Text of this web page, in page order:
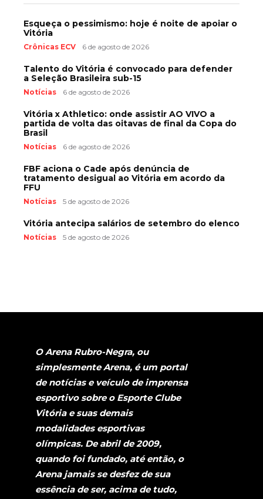
Esqueça o pessimismo: hoje é noite de apoiar o
Vitória
Crônicas ECV 6 de agosto de 2026
Talento do Vitória é convocado para defender
a Seleção Brasileira sub-15
Notícias 6 de agosto de 2026
Vitória x Athletico: onde assistir AO VIVO a
partida de volta das oitavas de final da Copa do
Brasil
Notícias 6 de agosto de 2026
FBF aciona o Cade após denúncia de
tratamento desigual ao Vitória em acordo da
FFU
Notícias 5 de agosto de 2026
Vitória antecipa salários de setembro do elenco
Notícias 5 de agosto de 2026
O Arena Rubro-Negra, ou
simplesmente Arena, é um portal
de notícias e veículo de imprensa
esportivo sobre o Esporte Clube
Vitória e suas demais
modalidades esportivas
olímpicas. De abril de 2009,
quando foi fundado, até então, o
Arena jamais se desfez de sua
essência de ser, acima de tudo,